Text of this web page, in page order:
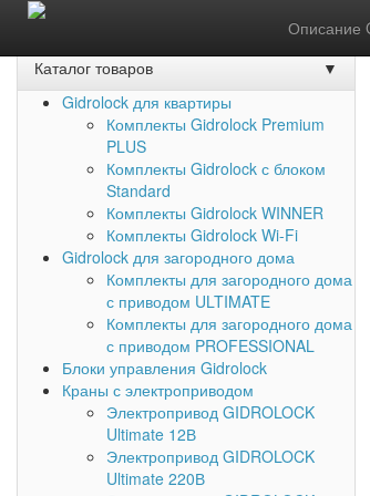
Описание
Каталог товаров
▼
Gidrolock для квартиры
Комплекты Gidrolock Premium
PLUS
Комплекты Gidrolock с блоком
Standard
Комплекты Gidrolock WINNER
Комплекты Gidrolock Wi-Fi
Gidrolock для загородного дома
Комплекты для загородного дома
с приводом ULTIMATE
Комплекты для загородного дома
с приводом PROFESSIONAL
Блоки управления Gidrolock
Краны с электроприводом
Электропривод GIDROLOCK
Ultimate 12В
Электропривод GIDROLOCK
Ultimate 220В